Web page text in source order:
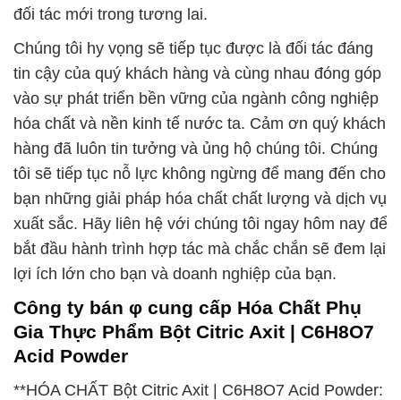
đối tác mới trong tương lai.
Chúng tôi hy vọng sẽ tiếp tục được là đối tác đáng
tin cậy của quý khách hàng và cùng nhau đóng góp
vào sự phát triển bền vững của ngành công nghiệp
hóa chất và nền kinh tế nước ta. Cảm ơn quý khách
hàng đã luôn tin tưởng và ủng hộ chúng tôi. Chúng
tôi sẽ tiếp tục nỗ lực không ngừng để mang đến cho
bạn những giải pháp hóa chất chất lượng và dịch vụ
xuất sắc. Hãy liên hệ với chúng tôi ngay hôm nay để
bắt đầu hành trình hợp tác mà chắc chắn sẽ đem lại
lợi ích lớn cho bạn và doanh nghiệp của bạn.
Công ty bán φ cung cấp Hóa Chất Phụ
Gia Thực Phẩm Bột Citric Axit | C6H8O7
Acid Powder
**HÓA CHẤT Bột Citric Axit | C6H8O7 Acid Powder: